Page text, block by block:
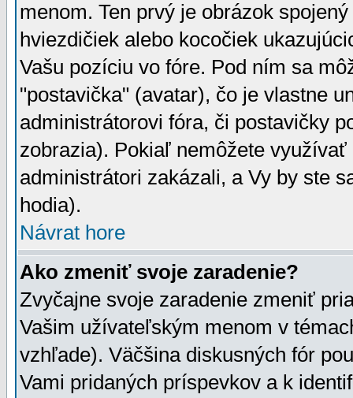
menom. Ten prvý je obrázok
hviezdičiek alebo kocočiek
Vašu pozíciu vo fóre. Pod ním sa
"postavička" (avatar), čo je vlastne
administrátorovi fóra, či postavičky
zobrazia). Pokiaľ nemôžete
administrátori zakázali, a Vy by ste
hodia).
Návrat hore
Ako zmeniť svoje zaradenie?
Zvyčajne svoje zaradenie zmeniť
Vašim užívateľským menom v
vzhľade). Väčšina diskusných fór
Vami pridaných príspevkov a k